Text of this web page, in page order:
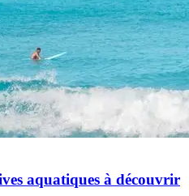
aquatiques à découvrir